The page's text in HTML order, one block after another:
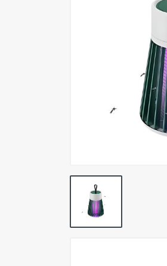
Componentes PC
Notebooks
Perifericos PC
2X1 DIGITALES PS4/PS5